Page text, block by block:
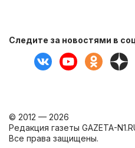
Следите за новостями в
© 2012 — 2026
Редакция газеты GAZETA-
Все права защищены.